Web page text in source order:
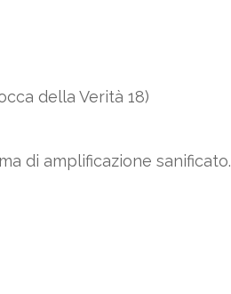
della Verità 18)
di amplificazione sanificato.